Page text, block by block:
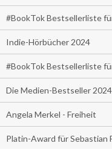
#BookTok Bestsellerliste
Indie-Hörbücher 2024
#BookTok Bestsellerliste
Die Medien-Bestseller 2024
Angela Merkel - Freiheit
Platin-Award für Sebastian